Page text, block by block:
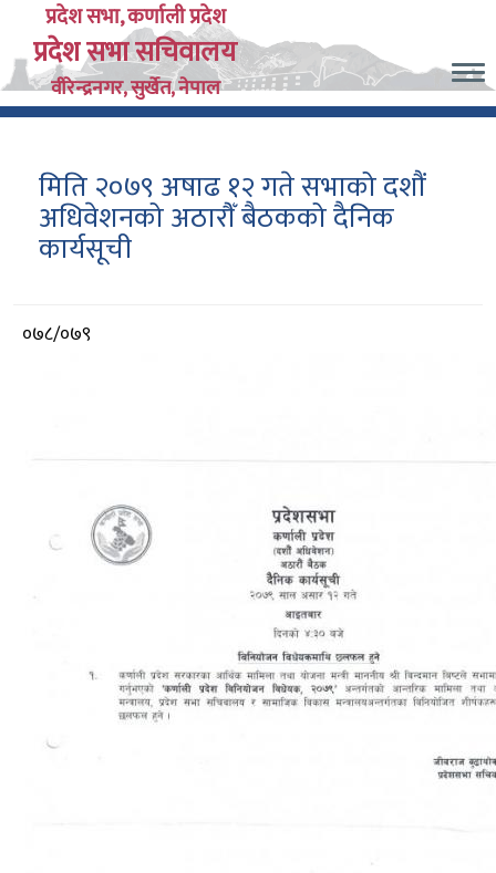
main
content
प्रदेश सभा, कर्णाली प्रदेश
प्रदेश सभा सचिवालय
वीरेन्द्रनगर, सुर्खेत, नेपाल
मिति २०७९ अषाढ १२ गते सभाको दशौं
अधिवेशनको अठारौँ बैठकको दैनिक
कार्यसूची
आर्थिक
०७८/०७९